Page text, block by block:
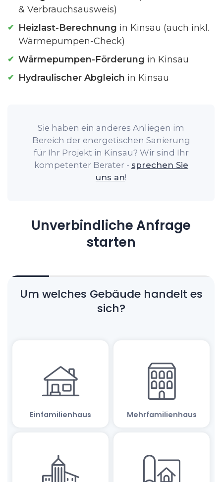
& Verbrauchsausweis)
Heizlast-Berechnung in Kinsau (auch inkl.
Wärmepumpen-Check)
Wärmepumpen-Förderung in Kinsau
Hydraulischer Abgleich in Kinsau
Sie haben ein anderes Anliegen im
Bereich der energetischen Sanierung
für Ihr Projekt in Kinsau? Wir sind Ihr
kompetenter Berater - sprechen Sie
uns an!
Unverbindliche Anfrage
starten